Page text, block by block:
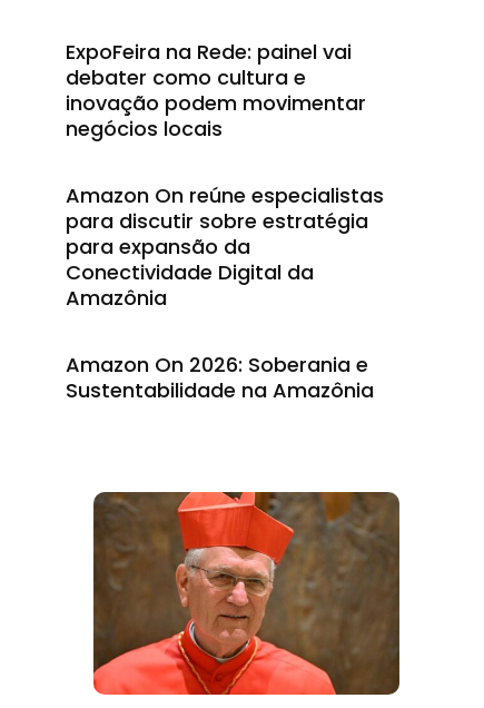
ExpoFeira na Rede: painel vai
debater como cultura e
inovação podem movimentar
negócios locais
Amazon On reúne especialistas
para discutir sobre estratégia
para expansão da
Conectividade Digital da
Amazônia
Amazon On 2026: Soberania e
Sustentabilidade na Amazônia